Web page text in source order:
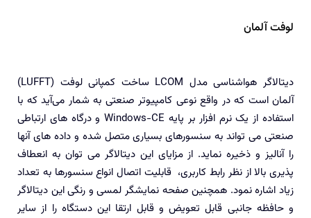
لوفت آلمان
دیتالاگر هواشناسی مدل LCOM ساخت کمپانی لوفت (LUFFT)
آلمان است که در واقع نوعی کامپیوتر صنعتی به شمار می‌آید که با
استفاده از یک نرم افزار بر پایه Windows-CE و درگاه های ارتباطی
صنعتی می تواند به سنسورهای بسیاری متصل شده و داده های آنها
را آنالیز و ذخیره نماید. از مزایای این دیتالاگر می توان به انعطاف
پذیری بالا از نظر رابط کاربری، قابلیت اتصال انواع سنسورها به تعداد
زیاد اشاره نمود. همچنین صفحه نمایشگر لمسی و رنگی این دیتالاگر
و حافظه جانبی قابل تعویض و قابل ارتقا این دستگاه را از سایر